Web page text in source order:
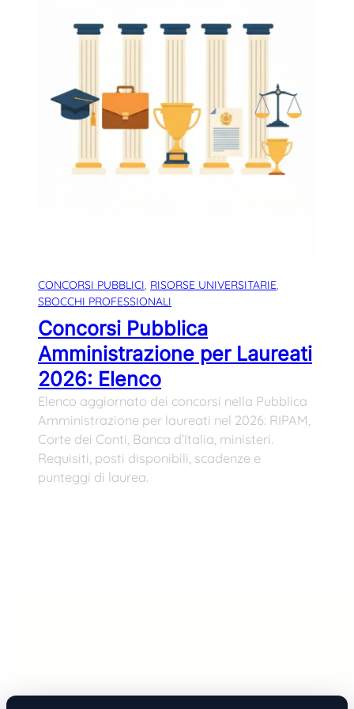
CONCORSI PUBBLICI, RISORSE UNIVERSITARIE
SBOCCHI PROFESSIONALI
Concorsi Pubblica
Amministrazione per Laureati
2026: Elenco
Elenco aggiornato dei concorsi nella Pubblica
Amministrazione per laureati nel 2026: RIPAM,
Corte dei Conti, Banca d’Italia, ministeri.
Requisiti, posti disponibili, scadenze e
punteggi di laurea.